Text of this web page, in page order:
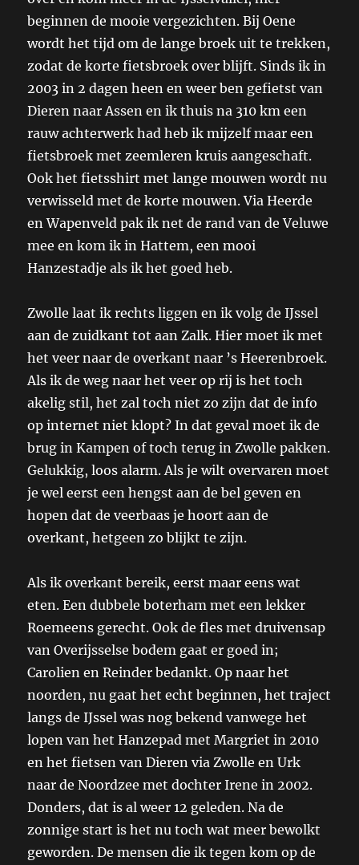
beginnen de mooie vergezichten. Bij Oene
wordt het tijd om de lange broek uit te trekken,
zodat de korte fietsbroek over blijft. Sinds ik in
2003 in 2 dagen heen en weer ben gefietst van
Dieren naar Assen en ik thuis na 310 km een
rauw achterwerk had heb ik mijzelf maar een
fietsbroek met zeemleren kruis aangeschaft.
Ook het fietsshirt met lange mouwen wordt nu
verwisseld met de korte mouwen. Via Heerde
en Wapenveld pak ik net de rand van de Veluwe
mee en kom ik in Hattem, een mooi
Hanzestadje als ik het goed heb.
Zwolle laat ik rechts liggen en ik volg de IJssel
aan de zuidkant tot aan Zalk. Hier moet ik met
het veer naar de overkant naar ’s Heerenbroek.
Als ik de weg naar het veer op rij is het toch
akelig stil, het zal toch niet zo zijn dat de info
op internet niet klopt? In dat geval moet ik de
brug in Kampen of toch terug in Zwolle pakken.
Gelukkig, loos alarm. Als je wilt overvaren moet
je wel eerst een hengst aan de bel geven en
hopen dat de veerbaas je hoort aan de
overkant, hetgeen zo blijkt te zijn.
Als ik overkant bereik, eerst maar eens wat
eten. Een dubbele boterham met een lekker
Roemeens gerecht. Ook de fles met druivensap
van Overijsselse bodem gaat er goed in;
Carolien en Reinder bedankt. Op naar het
noorden, nu gaat het echt beginnen, het traject
langs de IJssel was nog bekend vanwege het
lopen van het Hanzepad met Margriet in 2010
en het fietsen van Dieren via Zwolle en Urk
naar de Noordzee met dochter Irene in 2002.
Donders, dat is al weer 12 geleden. Na de
zonnige start is het nu toch wat meer bewolkt
geworden. De mensen die ik tegen kom op de